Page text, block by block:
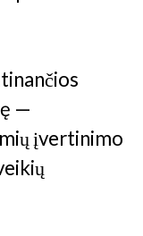
—
įvertinimo